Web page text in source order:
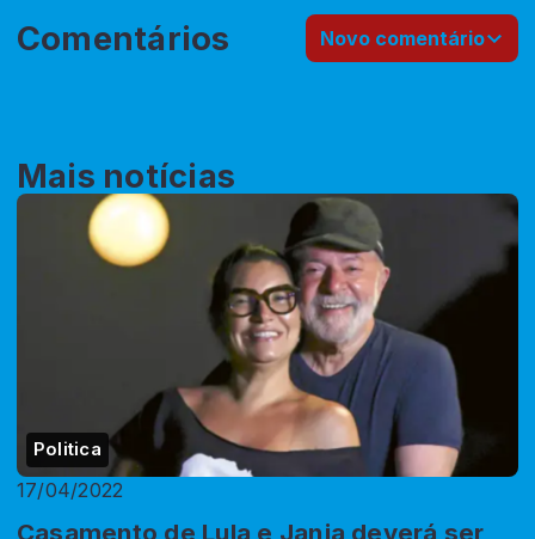
Comentários Novo comentário
Mais notícias
Politica
17/04/2022
Casamento de Lula e Janja deverá ser